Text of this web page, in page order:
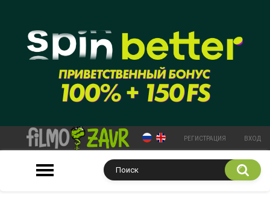
РЕГИСТРАЦИЯ ВХОД